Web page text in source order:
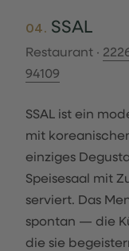
04. SSAL
Restaurant ·
94109
SSAL ist ein
mit
einziges
Speisesaal mit
serviert. Das
spontan — die
die sie